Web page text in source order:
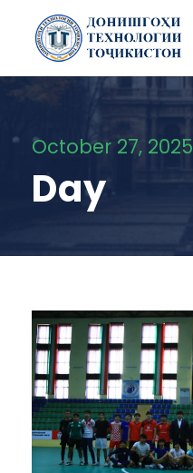
October 27, 2025
Day